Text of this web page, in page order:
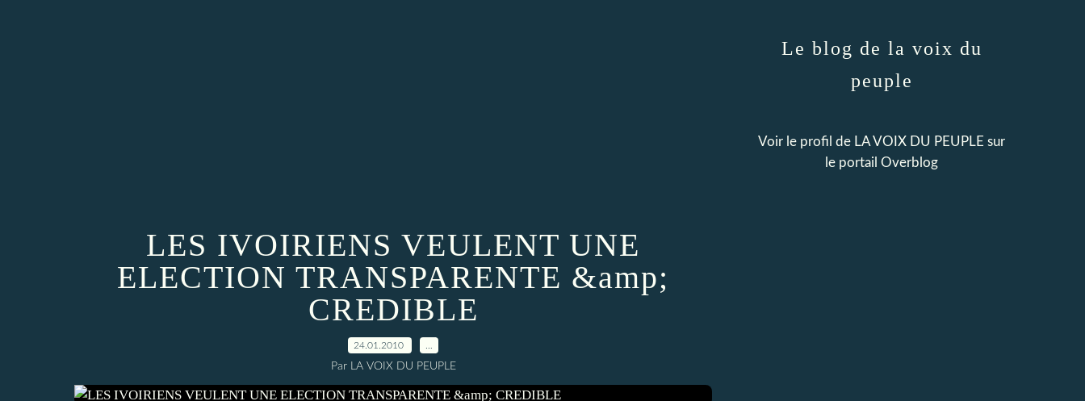
LES IVOIRIENS VEULENT UNE
ELECTION TRANSPARENTE &amp;
CREDIBLE
24.01.2010
Par LA VOIX DU PEUPLE
Le blog de la voix du
peuple
Voir le profil de LA VOIX DU PEUPLE sur
le portail Overblog